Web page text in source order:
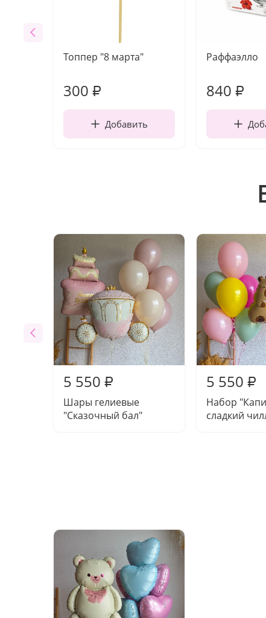
Топпер "8 марта"
300 ₽
Добавить
Раффаэлло
840 ₽
5 550 ₽
Шары гелиевые
"Сказочный бал"
5 550 ₽
Набор
сладкий